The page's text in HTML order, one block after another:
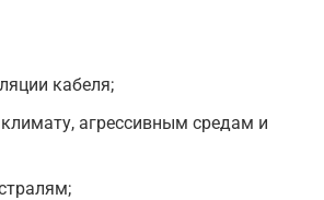
кабеля;
агрессивным средам и